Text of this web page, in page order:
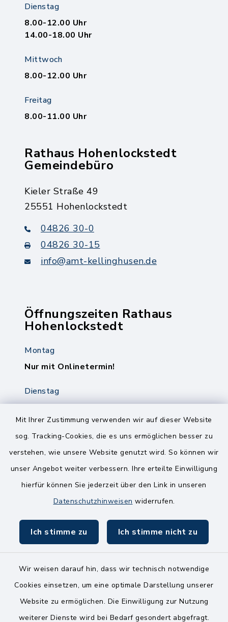
Mit Ihrer Zustimmung verwenden wir auf dieser Website
sog. Tracking-Cookies, die es uns ermöglichen besser zu
verstehen, wie unsere Website genutzt wird. So können wir
unser Angebot weiter verbessern. Ihre erteilte Einwilligung
hierfür können Sie jederzeit über den Link in unseren
Datenschutzhinweisen widerrufen.
Ich stimme zu Ich stimme nicht zu
Wir weisen darauf hin, dass wir technisch notwendige
Cookies einsetzen, um eine optimale Darstellung unserer
Website zu ermöglichen. Die Einwilligung zur Nutzung
weiterer Dienste wird bei Bedarf gesondert abgefragt.
Dienstag
8.00-12.00 Uhr
14.00-18.00 Uhr
Mittwoch
8.00-12.00 Uhr
Freitag
8.00-11.00 Uhr
Rathaus Hohenlockstedt
Gemeindebüro
Kieler Straße 49
25551 Hohenlockstedt
04826 30-0
04826 30-15
info@amt-kellinghusen.de
Öffnungszeiten Rathaus
Hohenlockstedt
Montag
Nur mit Onlinetermin!
Dienstag
8.00-12.00 Uhr
14.00-18.00 Uhr
Freitag
8.00-11.00 Uhr
Kontakt